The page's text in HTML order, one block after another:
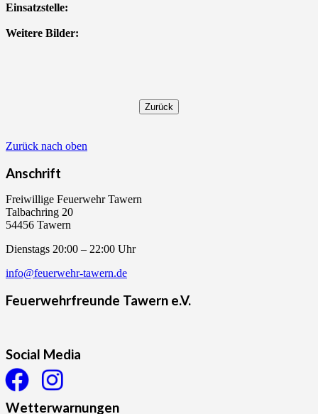
Einsatzstelle:
Weitere Bilder:
Zurück nach oben
Anschrift
Freiwillige Feuerwehr Tawern
Talbachring 20
54456 Tawern
Dienstags 20:00 – 22:00 Uhr
info@feuerwehr-tawern.de
Feuerwehrfreunde Tawern e.V.
Social Media
Wetterwarnungen